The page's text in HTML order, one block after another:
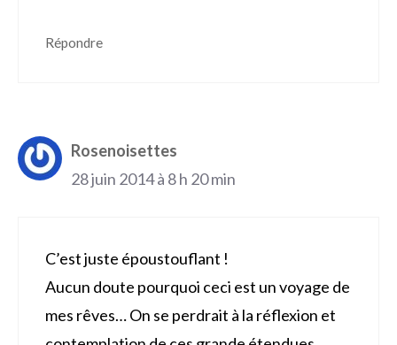
Répondre
Rosenoisettes
28 juin 2014 à 8 h 20 min
C’est juste époustouflant !
Aucun doute pourquoi ceci est un voyage de
mes rêves… On se perdrait à la réflexion et